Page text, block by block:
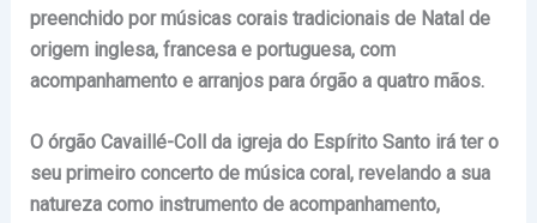
preenchido pormúsicas corais tradicionais de Natal de
origem inglesa, francesa e portuguesa, com
acompanhamento e arranjos para órgão a quatro mãos.
O órgão Cavaillé-Coll da igreja do Espírito Santo irá ter o
seu primeiro concerto de música coral, revelando a sua
natureza como instrumento de acompanhamento,